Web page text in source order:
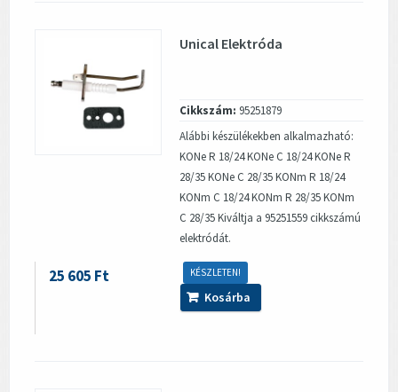
Unical Elektróda
Cikkszám: 95251879
Alábbi készülékekben alkalmazható:
KONe R 18/24 KONe C 18/24 KONe R
28/35 KONe C 28/35 KONm R 18/24
KONm C 18/24 KONm R 28/35 KONm
C 28/35 Kiváltja a 95251559 cikkszámú
elektródát.
KÉSZLETEN!
25 605 Ft
Kosárba